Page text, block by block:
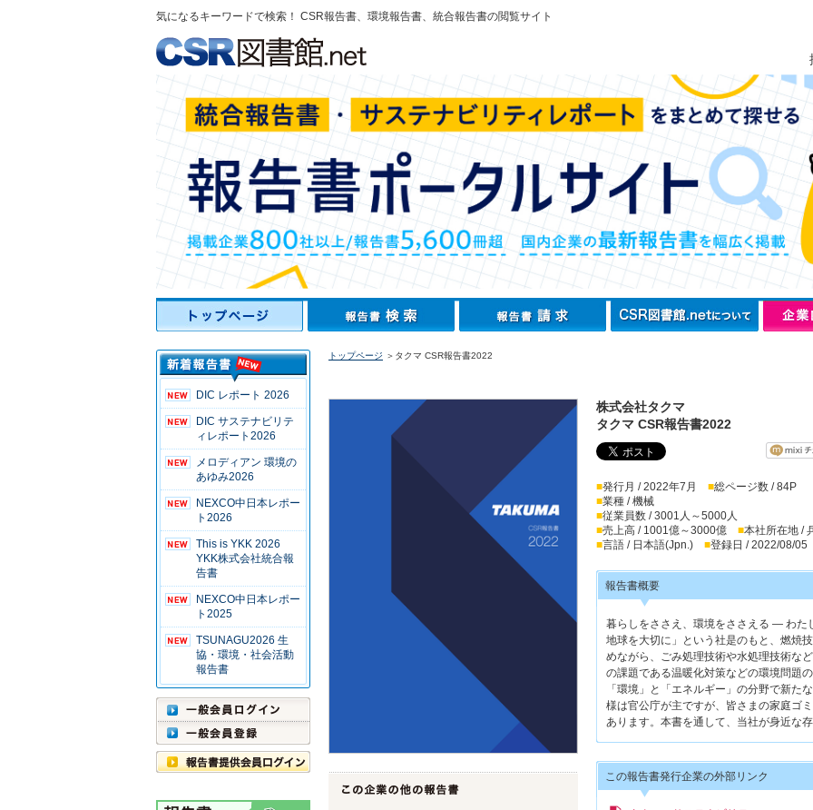
気になるキーワードで検索！ CSR報告書、環境報告書、統合報告書の閲覧サイト
DIC レポート 2026
DIC サステナビリテ
ィレポート2026
メロディアン 環境の
あゆみ2026
NEXCO中日本レポー
ト2026
This is YKK 2026
YKK株式会社統合報
告書
NEXCO中日本レポー
ト2025
TSUNAGU2026 生
協・環境・社会活動
報告書
トップページ ＞タクマ CSR報告書2022
株式会社タクマ
タクマ CSR報告書2022
■発行月 / 2022年7月 ■総ページ数 / 84P
■業種 / 機械
■従業員数 / 3001人～5000人
■売上高 / 1001億～3000億 ■本社所在地 /
■言語 / 日本語(Jpn.) ■登録日 / 2022/08/05
報告書概要
暮らしをささえ、環境をささえる ― わ
地球を大切に」という社是のもと、燃焼
めながら、ごみ処理技術や水処理技術な
の課題である温暖化対策などの環境問題
「環境」と「エネルギー」の分野で新た
様は官公庁が主ですが、皆さまの家庭ゴ
あります。本書を通して、当社が身近な
この報告書発行企業の外部リンク